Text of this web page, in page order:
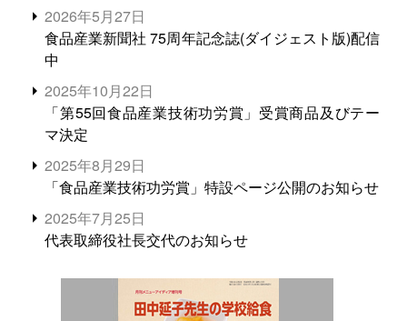
2026年5月27日
食品産業新聞社 75周年記念誌(ダイジェスト版)配信
中
2025年10月22日
「第55回食品産業技術功労賞」受賞商品及びテー
マ決定
2025年8月29日
「食品産業技術功労賞」特設ページ公開のお知らせ
2025年7月25日
代表取締役社長交代のお知らせ